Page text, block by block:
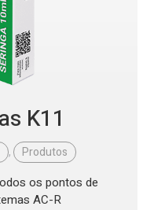
K11
, Produtos
os pontos de
AC-R